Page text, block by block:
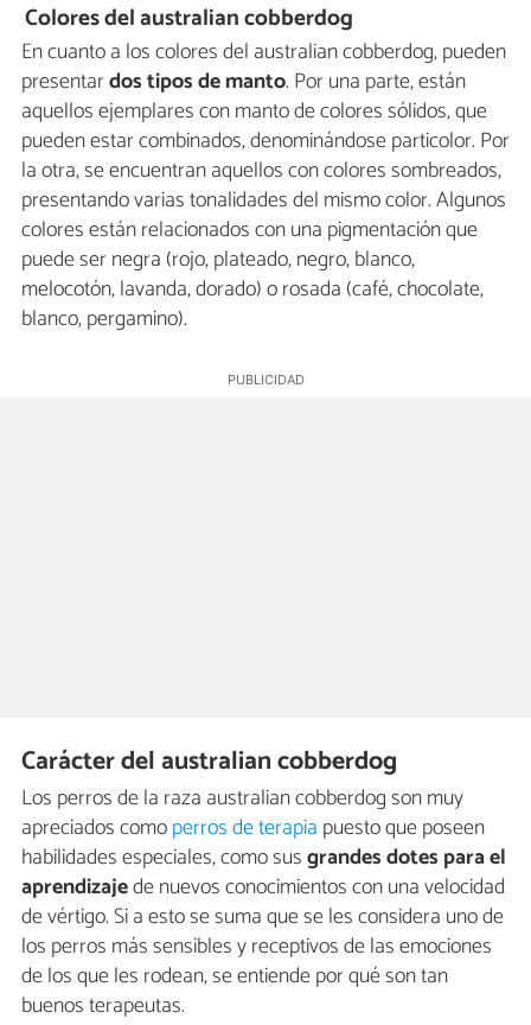
Colores del australian cobberdog
En cuanto a los colores del australian cobberdog, pueden
presentardos tipos de manto. Por una parte, están
aquellos ejemplares con manto de colores sólidos, que
pueden estar combinados, denominándose particolor. Por
la otra, se encuentran aquellos con colores sombreados,
presentando varias tonalidades del mismo color. Algunos
colores están relacionados con una pigmentación que
puede ser negra (rojo, plateado, negro, blanco,
melocotón, lavanda, dorado) o rosada (café, chocolate,
blanco, pergamino).
Carácter del australian cobberdog
Los perros de la raza australian cobberdog son muy
apreciados comoperros de terapia puesto que poseen
habilidades especiales, como susgrandes dotes para el
aprendizajede nuevos conocimientos con una velocidad
de vértigo. Si a esto se suma que se les considera uno de
los perros más sensibles y receptivos de las emociones
de los que les rodean, se entiende por qué son tan
buenos terapeutas.